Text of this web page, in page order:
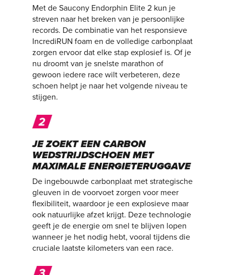
Met de Saucony Endorphin Elite 2 kun je
streven naar het breken van je persoonlijke
records. De combinatie van het responsieve
IncrediRUN foam en de volledige carbonplaat
zorgen ervoor dat elke stap explosief is. Of je
nu droomt van je snelste marathon of
gewoon iedere race wilt verbeteren, deze
schoen helpt je naar het volgende niveau te
stijgen.
JE ZOEKT EEN CARBON
WEDSTRIJDSCHOEN MET
MAXIMALE ENERGIETERUGGAVE
De ingebouwde carbonplaat met strategische
gleuven in de voorvoet zorgen voor meer
flexibiliteit, waardoor je een explosieve maar
ook natuurlijke afzet krijgt. Deze technologie
geeft je de energie om snel te blijven lopen
wanneer je het nodig hebt, vooral tijdens die
cruciale laatste kilometers van een race.